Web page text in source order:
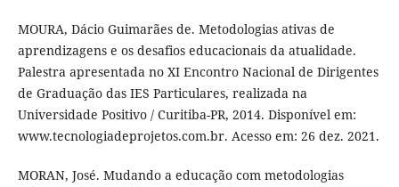
MOURA, Dácio Guimarães de. Metodologias ativas de
aprendizagens e os desafios educacionais da atualidade.
Palestra apresentada no XI Encontro Nacional de Dirigentes
de Graduação das IES Particulares, realizada na
Universidade Positivo / Curitiba-PR, 2014. Disponível em:
www.tecnologiadeprojetos.com.br. Acesso em: 26 dez. 2021.
MORAN, José. Mudando a educação com metodologias